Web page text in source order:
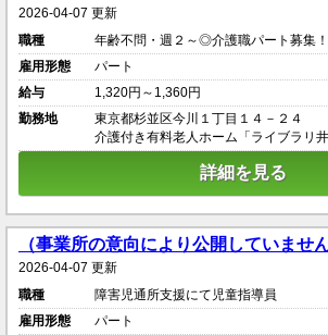
2026-04-07 更新
職種
年齢不問・週２～◎介護職パート募集
雇用形態
パート
給与
1,320円～1,360円
勤務地
東京都杉並区今川１丁目１４－２４
介護付き有料老人ホーム「ライブラリ井
詳細を見る
（事業所の意向により公開していません
2026-04-07 更新
職種
障害児通所支援にて児童指導員
雇用形態
パート